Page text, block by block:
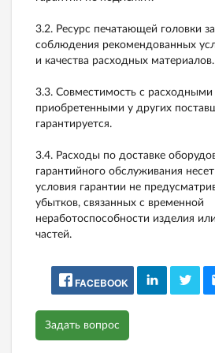
3.2. Ресурс печатающей головки
соблюдения рекомендованных
и качества расходных материалов.
3.3. Совместимость с
приобретенными у других
гарантируется.
3.4. Расходы по доставке
гарантийного обслуживания
условия гарантии не
убытков, связанных с временной
неработоспособности изделия
частей.
FACEBOOK
Задать вопрос